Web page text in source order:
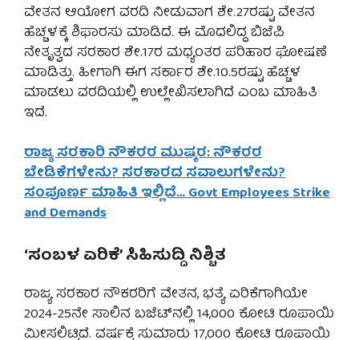
ವೇತನ ಆಯೋಗ ವರದಿ ನೀಡುವಾಗ ಶೇ.27ರಷ್ಟು ವೇತನ
ಹೆಚ್ಚಳಕ್ಕೆ ಶಿಫಾರಸು ಮಾಡಿದೆ. ಈ ಮೊದಲಿದ್ದ ಬಿಜೆಪಿ
ನೇತೃತ್ವದ ಸರಕಾರ ಶೇ.17ರ ಮಧ್ಯಂತರ ಪರಿಹಾರ ಘೋಷಣೆ
ಮಾಡಿತ್ತು. ಹೀಗಾಗಿ ಈಗ ಸರ್ಕಾರ ಶೇ.10.5ರಷ್ಟು ಹೆಚ್ಚಳ
ಮಾಡಲು ವರದಿಯಲ್ಲಿ ಉಲ್ಲೇಖಿಸಲಾಗಿದೆ ಎಂಬ ಮಾಹಿತಿ
ಇದೆ.
ರಾಜ್ಯ ಸರಕಾರಿ ನೌಕರರ ಮುಷ್ಕರ: ನೌಕರರ
ಬೇಡಿಕೆಗಳೇನು? ಸರಕಾರದ ಸವಾಲುಗಳೇನು?
ಸಂಪೂರ್ಣ ಮಾಹಿತಿ ಇಲ್ಲಿದೆ… Govt Employees Strike
and Demands
‘ಸಂಬಳ ಏರಿಕೆ’ ಸಿಹಿಸುದ್ದಿ ನಿಶ್ಚಿತ
ರಾಜ್ಯ ಸರಕಾರ ನೌಕರರಿಗೆ ವೇತನ, ಭತ್ಯೆ ಏರಿಕೆಗಾಗಿಯೇ
2024-25ನೇ ಸಾಲಿನ ಬಜೆಟ್‌ನಲ್ಲಿ 14,000 ಕೋಟಿ ರೂಪಾಯಿ
ಮೀಸಲಿಟ್ಟಿದೆ. ವರ್ಷಕ್ಕೆ ಸುಮಾರು 17,000 ಕೋಟಿ ರೂಪಾಯಿ